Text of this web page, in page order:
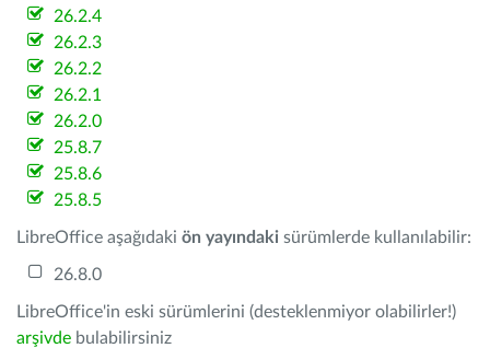
26.2.4
26.2.3
26.2.2
26.2.1
26.2.0
25.8.7
25.8.6
25.8.5
LibreOffice aşağıdaki ön yayındaki sürümlerde kullanılabilir:
26.8.0
LibreOffice'in eski sürümlerini (desteklenmiyor olabilirler!)
arşivde bulabilirsiniz